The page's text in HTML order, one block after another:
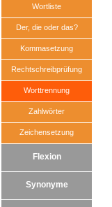
Wortliste
Der, die oder das?
Kommasetzung
Rechtschreibprüfung
Worttrennung
Zahlwörter
Zeichensetzung
Flexion
Synonyme